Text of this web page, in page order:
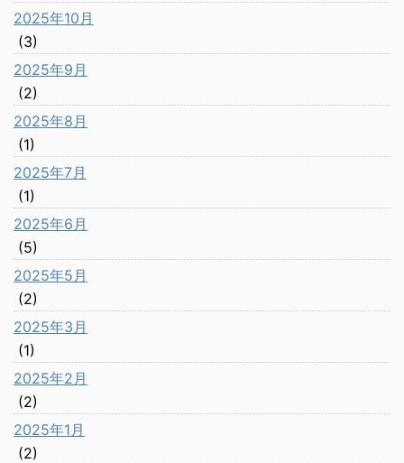
2025年10月
(3)
2025年9月
(2)
2025年8月
(1)
2025年7月
(1)
2025年6月
(5)
2025年5月
(2)
2025年3月
(1)
2025年2月
(2)
2025年1月
(2)